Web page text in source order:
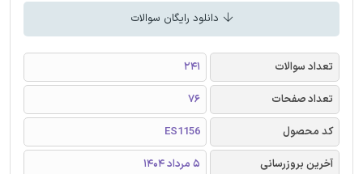
دانلود رایگان سوالات
تعداد سوالات
241
تعداد صفحات
76
کد محصول
ES1156
آخرین بروزرسانی
5 مرداد 1404